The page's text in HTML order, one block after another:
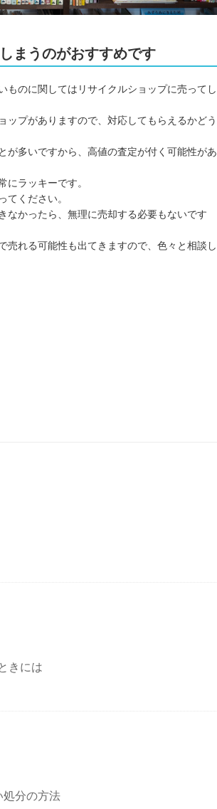
まうのがおすすめです
ものに関してはリサイクルショップに売ってし
ップがありますので、対応してもらえるかどう
が多いですから、高値の査定が付く可能性があ
にラッキーです。
てください。
なかったら、無理に売却する必要もないです
売れる可能性も出てきますので、色々と相談し
きには
処分の方法